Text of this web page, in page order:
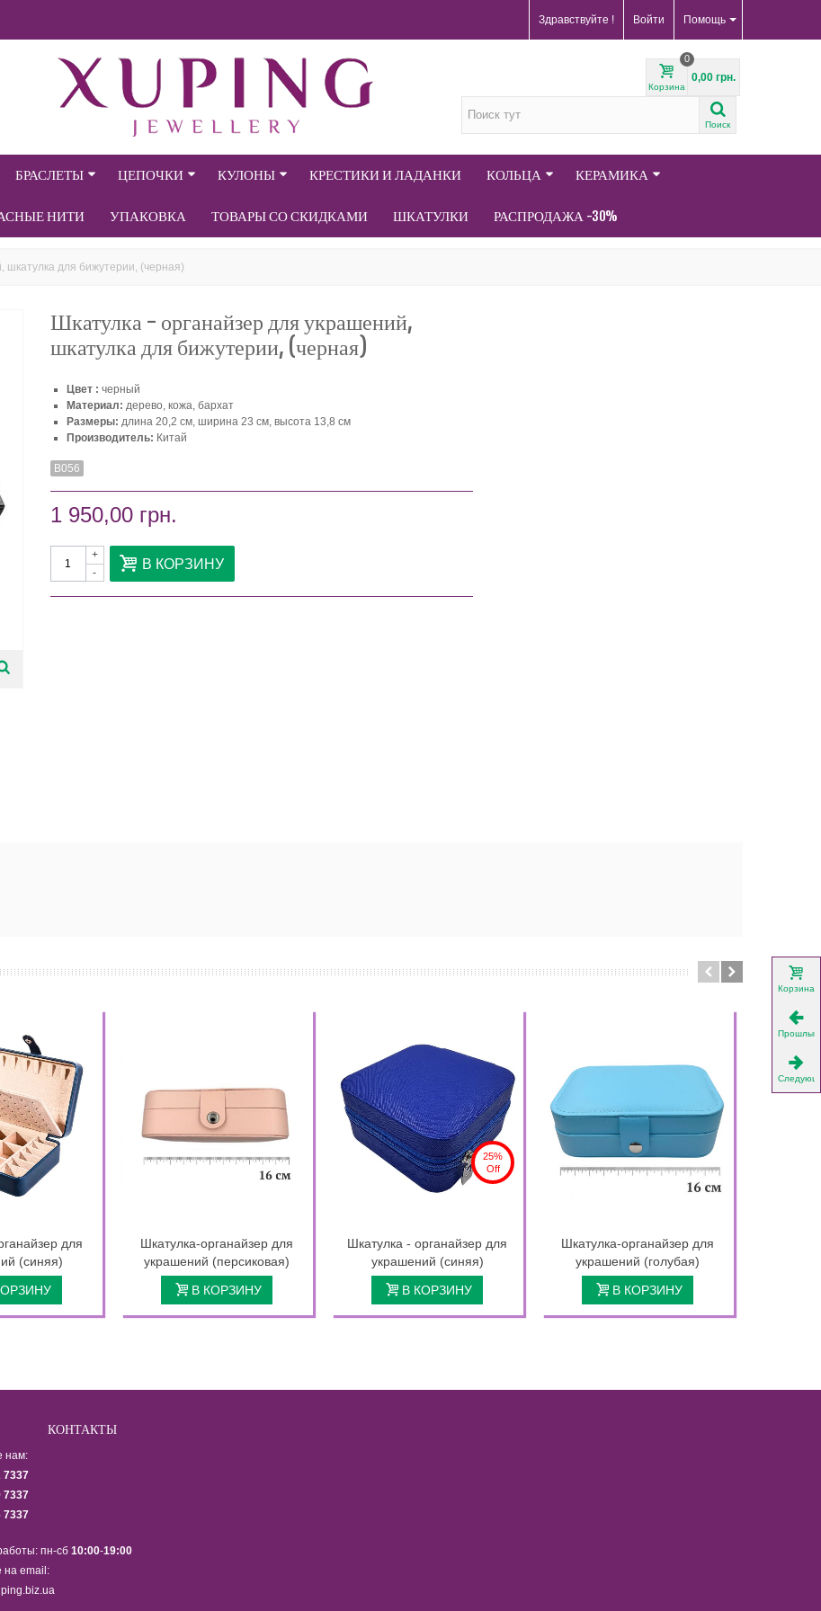
Помощь
Здравствуйте ! Войти
Корзина
0
0,00 грн.
Поиск
БРАСЛЕТЫ ЦЕПОЧКИ КУЛОНЫ КРЕСТИКИ И ЛАДАНКИ КОЛЬЦА КЕРАМИКА
НИТИ УПАКОВКА ТОВАРЫ СО СКИДКАМИ ШКАТУЛКИ РАСПРОДАЖА -30%
шкатулка для бижутерии, (черная)
Шкатулка - органайзер для украшений,
шкатулка для бижутерии, (черная)
Цвет : черный
Материал: дерево, кожа, бархат
Размеры: длина 20,2 см, ширина 23 см, высота 13,8 см
Производитель: Китай
В056
1 950,00 грн.
-
+ В КОРЗИНУ
для
(синяя)
Шкатулка-органайзер для
украшений (персиковая)
В КОРЗИНУ
25%
Off
Шкатулка - органайзер для
украшений (синяя)
В КОРЗИНУ
Шкатулка-органайзер для
украшений (голубая)
В КОРЗИНУ
КОНТАКТЫ
нам:
7337
7337
7337
пн-сб 10:00-19:00
на email:
Корзина
Прошлый